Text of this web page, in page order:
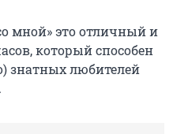
мной» это отличный и
который способен
знатных любителей